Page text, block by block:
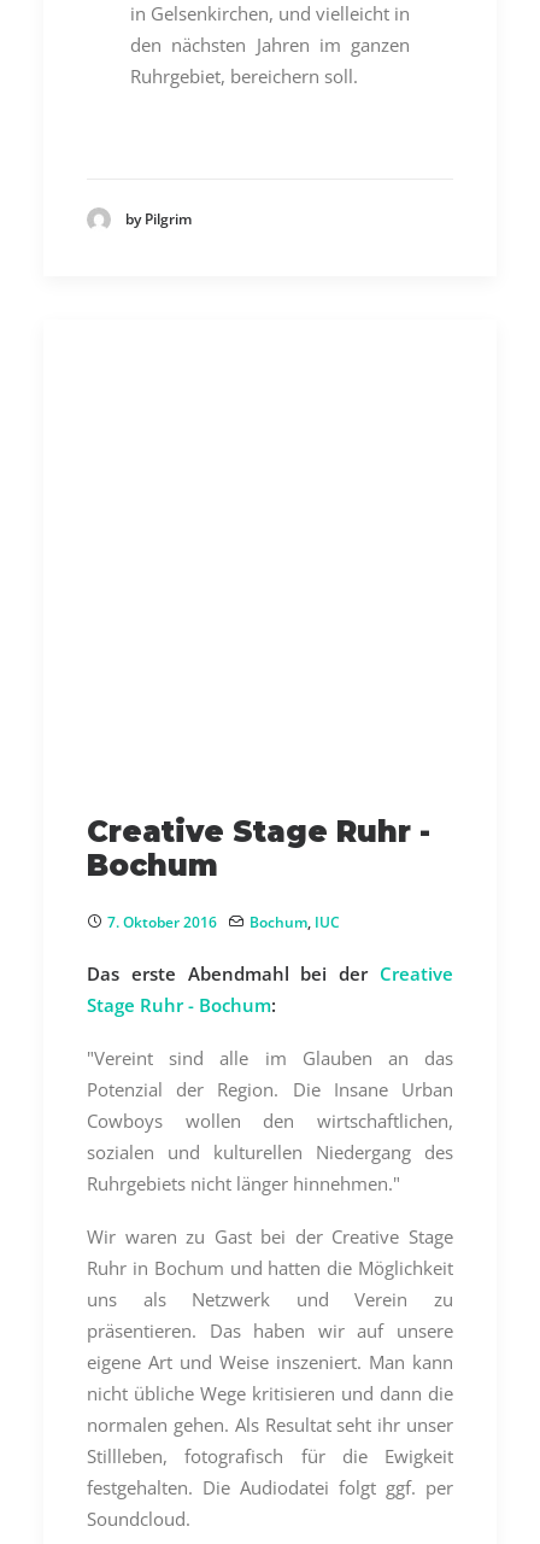
in Gelsenkirchen, und vielleicht in
den nächsten Jahren im ganzen
Ruhrgebiet, bereichern soll.
by Pilgrim
Creative Stage Ruhr -
Bochum
7. Oktober 2016 Bochum, IUC
Das erste Abendmahl bei der Creative
Stage Ruhr - Bochum:
"Vereint sind alle im Glauben an das
Potenzial der Region. Die Insane Urban
Cowboys wollen den wirtschaftlichen,
sozialen und kulturellen Niedergang des
Ruhrgebiets nicht länger hinnehmen."
Wir waren zu Gast bei der Creative Stage
Ruhr in Bochum und hatten die Möglichkeit
uns als Netzwerk und Verein zu
präsentieren. Das haben wir auf unsere
eigene Art und Weise inszeniert. Man kann
nicht übliche Wege kritisieren und dann die
normalen gehen. Als Resultat seht ihr unser
Stillleben, fotografisch für die Ewigkeit
festgehalten. Die Audiodatei folgt ggf. per
Soundcloud.